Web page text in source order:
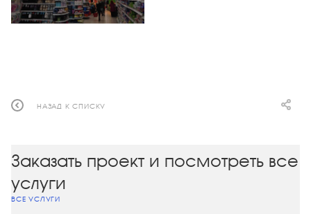
НАЗАД К СПИСКУ
Заказать проект и посмотреть все
услуги
ВСЕ УСЛУГИ